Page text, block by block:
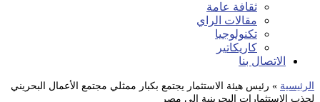
ثقافة عامة
مقالات الراي
تكنولوجيا
كاريكاتير
الاتصال بنا
الرئيسية » رئيس هيئة الاستثمار يجتمع بكبار ممثلي مجتمع الأعمال البحريني
لجذب الاستثمارات البحرينية إلى مصر